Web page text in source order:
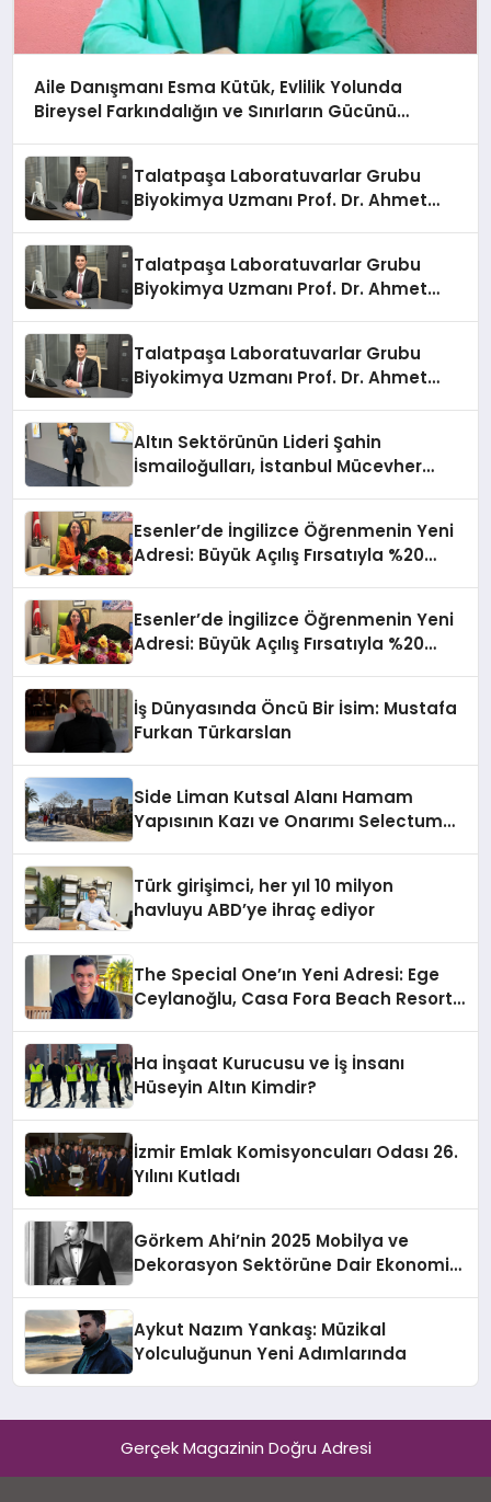
Aile Danışmanı Esma Kütük, Evlilik Yolunda
Bireysel Farkındalığın ve Sınırların Gücünü
Talatpaşa Laboratuvarlar Grubu
Biyokimya Uzmanı Prof. Dr. Ahmet
Talatpaşa Laboratuvarlar Grubu
Biyokimya Uzmanı Prof. Dr. Ahmet
Talatpaşa Laboratuvarlar Grubu
Biyokimya Uzmanı Prof. Dr. Ahmet
Altın Sektörünün Lideri Şahin
İsmailoğulları, İstanbul Mücevher
Esenler’de İngilizce Öğrenmenin Yeni
Adresi: Büyük Açılış Fırsatıyla %20
Esenler’de İngilizce Öğrenmenin Yeni
Adresi: Büyük Açılış Fırsatıyla %20
İş Dünyasında Öncü Bir İsim: Mustafa
Furkan Türkarslan
Side Liman Kutsal Alanı Hamam
Yapısının Kazı ve Onarımı Selectum
Türk girişimci, her yıl 10 milyon
havluyu ABD’ye ihraç ediyor
The Special One’ın Yeni Adresi: Ege
Ceylanoğlu, Casa Fora Beach Resort
Ha İnşaat Kurucusu ve İş İnsanı
Hüseyin Altın Kimdir?
İzmir Emlak Komisyoncuları Odası 26.
Yılını Kutladı
Görkem Ahi’nin 2025 Mobilya ve
Dekorasyon Sektörüne Dair Ekonomik
Aykut Nazım Yankaş: Müzikal
Yolculuğunun Yeni Adımlarında
Gerçek Magazinin Doğru Adresi